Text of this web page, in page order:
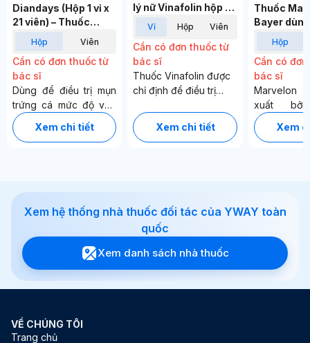
Xem giỏ hàng Thanh toán
Diandays (Hộp 1 vỉ x
21 viên) – Thuốc
tránh thai hằng ngày,
điều trị mụn trứng cá
Hộp
hộp viên
Cần có đơn thuốc từ
bác sĩ
Dùng để điều trị mụn
trứng cá mức độ vừa
đến nặng do nhạy
cảm với androgen
sinh sản, ngoài ra còn
là thuốc tránh thai
đường uống.
Xem chi tiết
lý nữ Vinafolin hộp 1
vỉ x 10 viên) Vỉ
vỉ hộp viên
Cần có đơn thuốc từ
bác sĩ
Thuốc Vinafolin được
chỉ định để điều trị
dục nữ ở những người
bệnh mãn kinh.
Xem chi tiết
Thuốc
Bayer
thai (1 vỉ x
hộp
Cần có
bác sĩ
Marvelon
xuất
Organon,
phần
Xem
Xem hệ thống nhà thuốc đối tác của YWAY toàn
quốc
Xem danh sách nhà thuốc
VỀ CHÚNG TÔI
Trang chủ